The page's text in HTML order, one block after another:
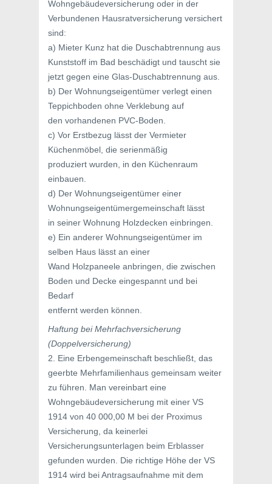
Wohngebäudeversicherung oder in der
Verbundenen Hausratversicherung versichert
sind:
a) Mieter Kunz hat die Duschabtrennung aus
Kunststoff im Bad beschädigt und tauscht sie
jetzt gegen eine Glas-Duschabtrennung aus.
b) Der Wohnungseigentümer verlegt einen
Teppichboden ohne Verklebung auf
den vorhandenen PVC-Boden.
c) Vor Erstbezug lässt der Vermieter
Küchenmöbel, die serienmäßig
produziert wurden, in den Küchenraum
einbauen.
d) Der Wohnungseigentümer einer
Wohnungseigentümergemeinschaft lässt
in seiner Wohnung Holzdecken einbringen.
e) Ein anderer Wohnungseigentümer im
selben Haus lässt an einer
Wand Holzpaneele anbringen, die zwischen
Boden und Decke eingespannt und bei
Bedarf
entfernt werden können.
Haftung bei Mehrfachversicherung
(Doppelversicherung)
2. Eine Erbengemeinschaft beschließt, das
geerbte Mehrfamilienhaus gemeinsam weiter
zu führen. Man vereinbart eine
Wohngebäudeversicherung mit einer VS
1914 von 40 000,00 M bei der Proximus
Versicherung, da keinerlei
Versicherungsunterlagen beim Erblasser
gefunden wurden. Die richtige Höhe der VS
1914 wird bei Antragsaufnahme mit dem